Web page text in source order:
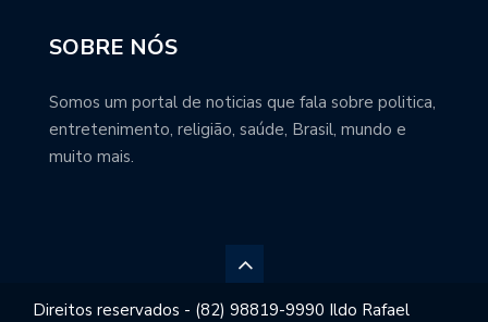
SOBRE NÓS
Somos um portal de noticias que fala sobre politica,
entretenimento, religião, saúde, Brasil, mundo e
muito mais.
Direitos reservados - (82) 98819-9990 Ildo Rafael